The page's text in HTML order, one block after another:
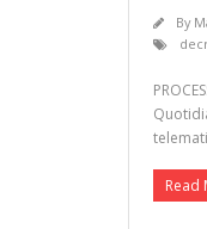
By
Read